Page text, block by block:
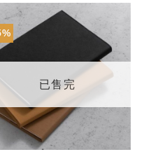
加入
「願
望輕
已售完